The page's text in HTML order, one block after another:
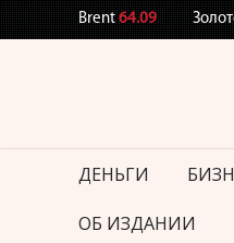
Brent64.09
ДЕНЬГИ
ОБ ИЗДАНИИ